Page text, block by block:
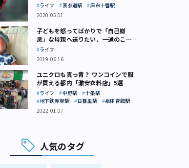
ライフ 表参道駅
麻布十番駅
2020.05.01
子どもを怒ってばかりで「自己嫌
悪」な母親へ送りたい、一通のここ
ろの処方箋
ライフ
2019.06.16
ユニクロも真っ青？ ワンコインで服
が買える都内「激安衣料店」5選
ライフ 中野駅
十条駅
地下鉄赤塚駅
日暮里駅
泉体育館駅
2022.01.07
人気のタグ